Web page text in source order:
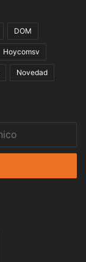
DOM
Hoycomsv
Novedad